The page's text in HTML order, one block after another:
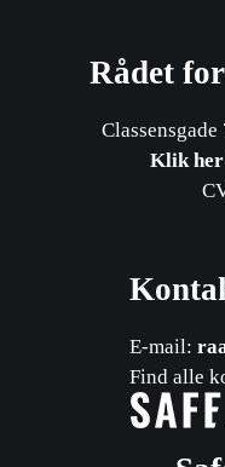
Rådet
Klik
E-mail:
Find alle